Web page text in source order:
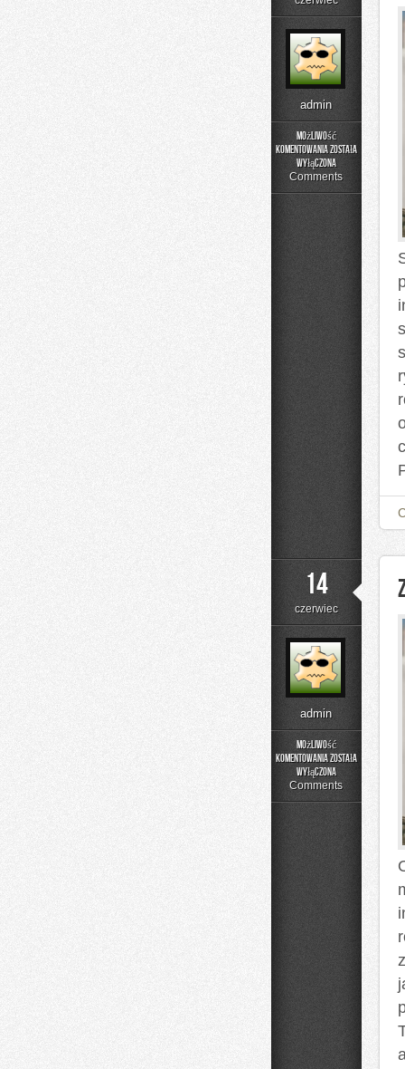
admin
Możliwość
komentowania
Size
została
wyłączona
Comments
14
czerwiec
admin
Możliwość
komentowania
Zapachowe
Inspiracje
została
wyłączona
Comments